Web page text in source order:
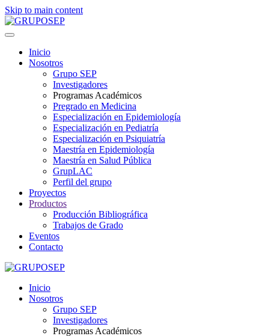
Skip to main content
Inicio
Nosotros
Grupo SEP
Investigadores
Programas Académicos
Pregrado en Medicina
Especialización en Epidemiología
Especialización en Pediatría
Especialización en Psiquiatría
Maestría en Epidemiología
Maestría en Salud Pública
GrupLAC
Perfil del grupo
Proyectos
Productos
Producción Bibliográfica
Trabajos de Grado
Eventos
Contacto
Inicio
Nosotros
Grupo SEP
Investigadores
Programas Académicos